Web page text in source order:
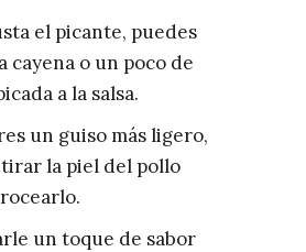
el picante, puedes
cayena o un poco de
a la salsa.
un guiso más ligero,
la piel del pollo
un toque de sabor